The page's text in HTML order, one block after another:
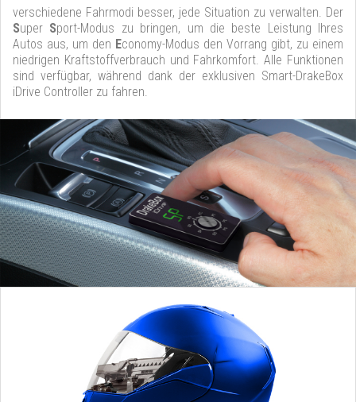
verschiedene Fahrmodi besser, jede Situation zu verwalten. Der
Super Sport-Modus zu bringen, um die beste Leistung Ihres
Autos aus, um den Economy-Modus den Vorrang gibt, zu einem
niedrigen Kraftstoffverbrauch und Fahrkomfort. Alle Funktionen
sind verfügbar, während dank der exklusiven Smart-DrakeBox
iDrive Controller zu fahren.